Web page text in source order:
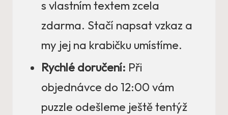
s vlastním textem zcela
zdarma. Stačí napsat vzkaz a
my jej na krabičku umístíme.
Rychlé doručení: Při
objednávce do 12:00 vám
puzzle odešleme ještě tentýž